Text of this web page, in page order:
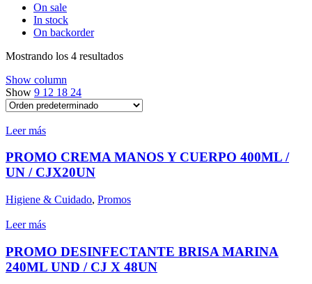
On sale
In stock
On backorder
Mostrando los 4 resultados
Show column
Show 9 12 18 24
Leer más
PROMO CREMA MANOS Y CUERPO 400ML /
UN / CJX20UN
Higiene & Cuidado, Promos
Leer más
PROMO DESINFECTANTE BRISA MARINA
240ML UND / CJ X 48UN